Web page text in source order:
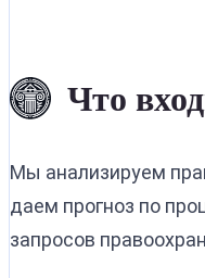
Что
Мы анализируем
даем прогноз по
запросов